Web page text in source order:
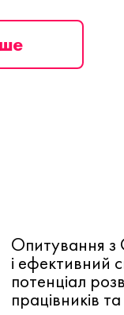
Опитування з
і ефективний
потенціал
працівників та